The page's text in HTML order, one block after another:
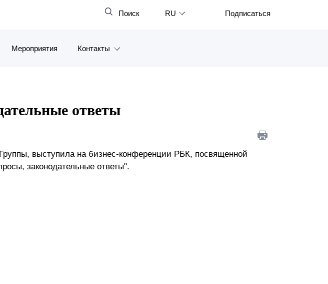
Закрыть
Поиск RU
Français
Подписаться
Мероприятия Контакты
Татарстан
ответы
выступила на бизнес-конференции РБК, посвященной
законодательные ответы".